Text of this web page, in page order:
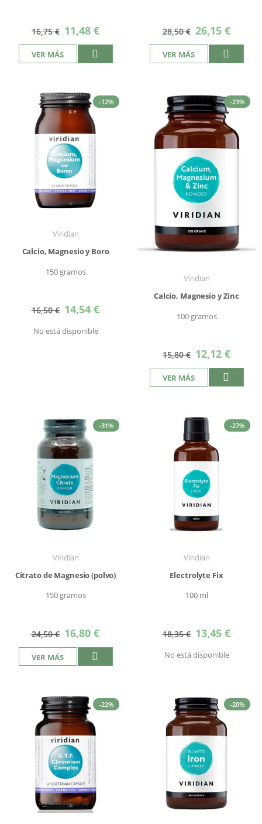
16,75 € Precio
especial
11,48 €
VER MÁS
28,50 € Precio
especial
26,15 €
VER MÁS
-12%
Viridian
Calcio, Magnesio y Boro
150 gramos
16,50 € Precio
especial
14,54 €
No está disponible
-23%
Viridian
Calcio, Magnesio y Zinc
100 gramos
15,80 € Precio
especial
12,12 €
VER MÁS
-31%
Viridian
Citrato de Magnesio (polvo)
150 gramos
24,50 € Precio
especial
16,80 €
VER MÁS
-27%
Viridian
Electrolyte Fix
100 ml
18,35 € Precio
especial
13,45 €
No está disponible
-22% -20%